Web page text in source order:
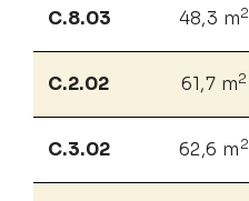
C.8.03 48,3 m2
C.2.02 61,7 m2
C.3.02 62,6 m 2